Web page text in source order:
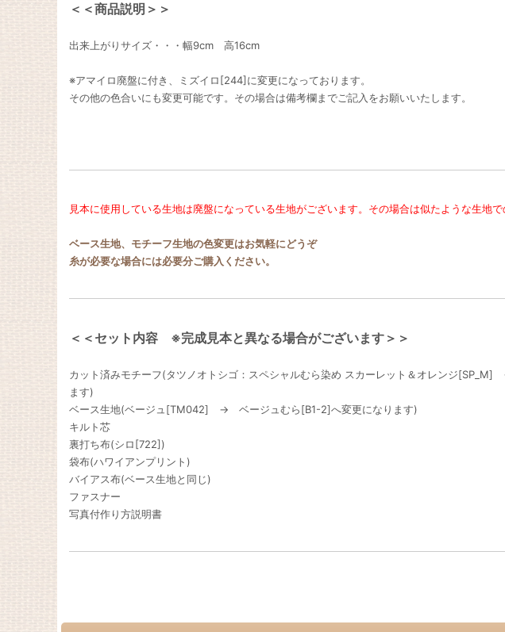
＜＜商品説明＞＞
出来上がりサイズ・・・幅9cm 高16cm
※アマイロ廃盤に付き、ミズイロ[244]に変更になっております。
その他の色合いにも変更可能です。その場合は備考欄までご記入をお願いいたします。
見本に使用している生地は廃盤になっている生地がございます。その場合は似たような生地で
ベース生地、モチーフ生地の色変更はお気軽にどうぞ
糸が必要な場合には必要分ご購入ください。
＜＜セット内容 ※完成見本と異なる場合がございます＞＞
カット済みモチーフ(タツノオトシゴ：スペシャルむら染め スカーレット＆オレンジ
ます)
ベース生地(ベージュ[TM042] → ベージュむら[B1-2]へ変更になります)
キルト芯
裏打ち布(シロ[722])
袋布(ハワイアンプリント)
バイアス布(ベース生地と同じ)
ファスナー
写真付作り方説明書